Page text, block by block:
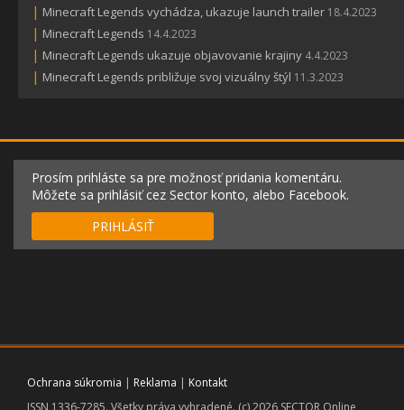
| Minecraft Legends vychádza, ukazuje launch trailer 18.4.2023
| Minecraft Legends 14.4.2023
| Minecraft Legends ukazuje objavovanie krajiny 4.4.2023
| Minecraft Legends približuje svoj vizuálny štýl 11.3.2023
Prosím prihláste sa pre možnosť pridania komentáru.
Môžete sa prihlásiť cez Sector konto, alebo Facebook.
PRIHLÁSIŤ
Ochrana súkromia | Reklama | Kontakt
ISSN 1336-7285. Všetky práva vyhradené. (c) 2026 SECTOR Online